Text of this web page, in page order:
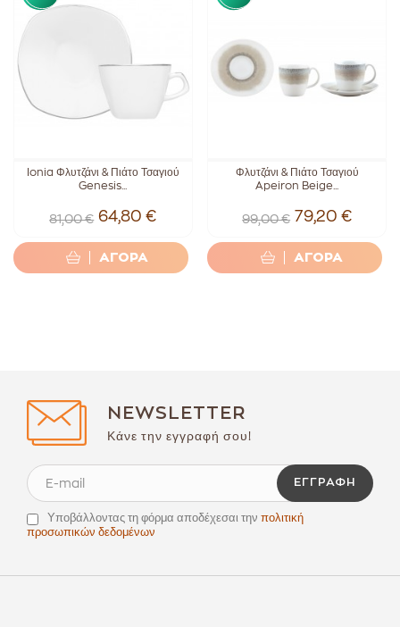
Ionia Φλυτζάνι & Πιάτο Τσαγιού
Genesis...
81,00 € 64,80 €
ΑΓΟΡΑ
Φλυτζάνι & Πιάτο Τσαγιού
Apeiron Beige...
99,00 € 79,20 €
ΑΓΟΡΑ
NEWSLETTER
Κάνε την εγγραφή σου!
ΕΓΓΡΑΦΉ
Υποβάλλοντας τη φόρμα αποδέχεσαι την πολιτική
προσωπικών δεδομένων